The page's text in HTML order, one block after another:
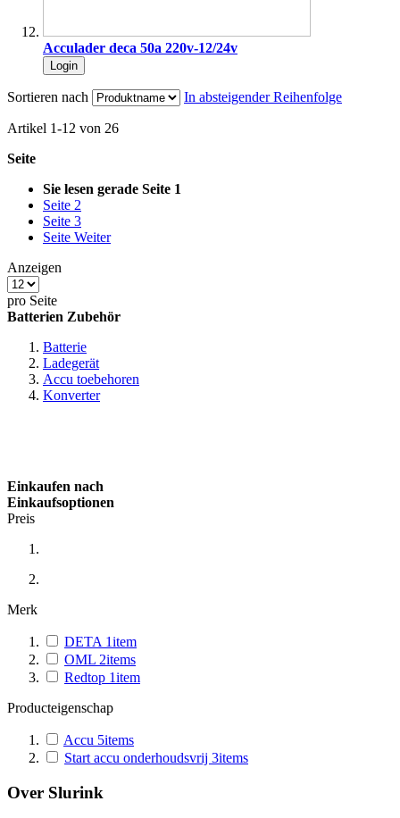
Acculader deca 50a 220v-12/24v
Login
Sortieren nach In absteigender Reihenfolge
Artikel 1-12 von 26
Seite
Sie lesen gerade Seite 1
Seite 2
Seite 3
Seite Weiter
Anzeigen
pro Seite
Batterien Zubehör
Batterie
Ladegerät
Accu toebehoren
Konverter
Einkaufen nach
Einkaufsoptionen
Preis
Merk
DETA 1item
OML 2items
Redtop 1item
Producteigenschap
Accu 5items
Start accu onderhoudsvrij 3items
Over Slurink